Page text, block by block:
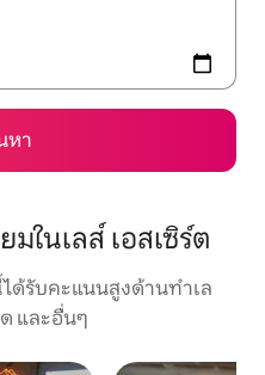
หา
นเลส์ เอสเซิร์ต
ด้รับคะแนนสูงด้านทำเล
และอื่นๆ